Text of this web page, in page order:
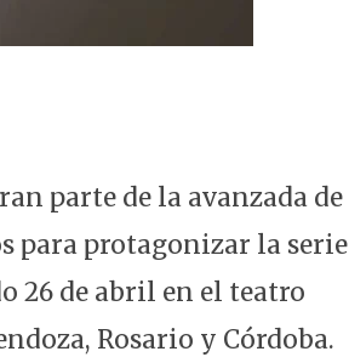
parte de la avanzada de
para protagonizar la serie
26 de abril en el teatro
Rosario y Córdoba.